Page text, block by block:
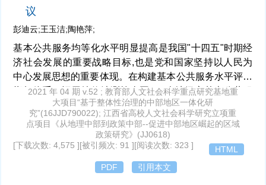
议
彭迪云;王玉洁;陶艳萍;
基本公共服务均等化水平明显提高是我国"十四五"时期经
济社会发展的重要战略目标,也是党和国家坚持以人民为
中心发展思想的重要体现。在构建基本公共服务水平评价
指标体系、运用熵值法测算全国282个地级市基本公共服
务水平的基础上,采用基尼系数法和泰尔指数法测度我国
八大综合经济区基本公共服务均等化程度。此外,通过系
统动态GMM方法实证检验地区经济发展水平、城镇化率
和财政支出均等化程度对基本公共服务均等化程度的影
响。结果表明:在样本观测后期,南部沿海、西南地区和大
西北地区的基本公共服务均等化程度低于全国平均水平;
2021 年 04 期 v.52 ; 教育部人文社会科学重点研究基地重
大项目“基于整体性治理的中部地区一体化研
究”(16JJD790022); 江西省高校人文社会科学研究立项重
点项目《从地理中部到政策中部--促进中部地区崛起的区域
政策研究》(JJ0618)
[下载次数: 4,575 ][被引频次: 91 ][阅读次数: 323 ]
HTML
PDF
引用本文